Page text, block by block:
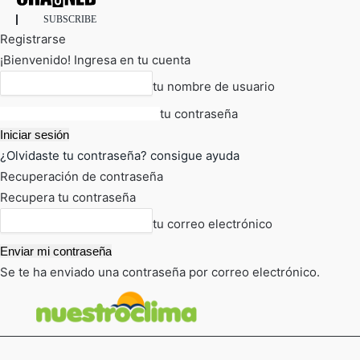
SUBSCRIBE
Registrarse
¡Bienvenido! Ingresa en tu cuenta
tu nombre de usuario
tu contraseña
¿Olvidaste tu contraseña? consigue ayuda
Recuperación de contraseña
Recupera tu contraseña
tu correo electrónico
Se te ha enviado una contraseña por correo electrónico.